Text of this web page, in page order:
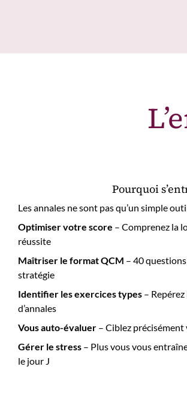
Pourquoi
Les annales ne sont pas qu’un simple
Optimiser votre score – Comprenez la
réussite
Maîtriser le format QCM – 40
stratégie
Identifier les exercices types –
d’annales
Vous auto-évaluer – Ciblez
Gérer le stress – Plus vous vous
le jour J